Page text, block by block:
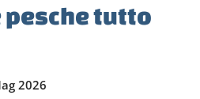
pesche tutto
2026